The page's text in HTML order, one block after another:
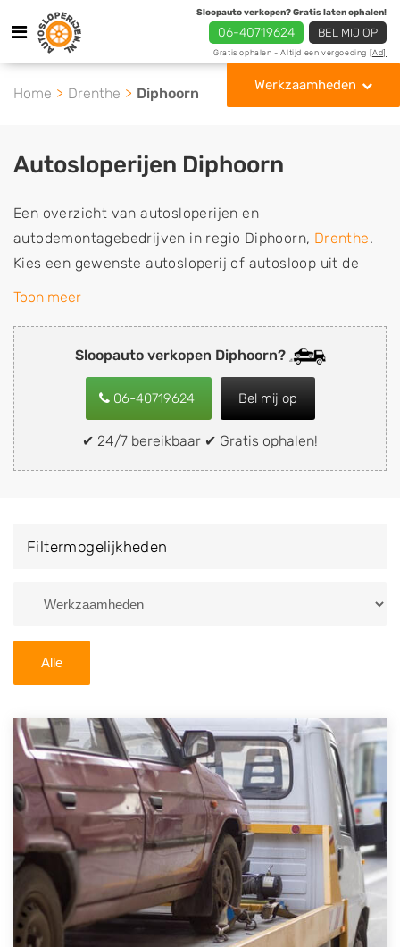
Sloopauto verkopen? Gratis laten ophalen!
06-40719624 BEL MIJ OP
Gratis ophalen - Altijd een vergoeding [Ad]
Werkzaamheden
Home Drenthe Diphoorn
Sloopauto verkopen Diphoorn?
06-40719624 Bel mij op
✔ 24/7 bereikbaar ✔ Gratis ophalen!
Autosloperijen Diphoorn
Een overzicht van autosloperijen en
autodemontagebedrijven in regio Diphoorn, Drenthe.
Kies een gewenste autosloperij of autosloop uit de
lijst die gespecialiseerd is in de verkoop van
de inkoop van sloopauto's, schadeauto's en
tweedehands auto's (ook zonder apk keuring). Wilt u
uw auto, camper, vrachtwagen, motor of brommobiel
snel en eenvoudig verkopen aan een
demontagebedrijf in de buurt, deze zelf wegbrengen
naar de sloop of deze liever laten ophalen op een
van Diphoorn en ontvang een vergoeding voor uw
Zoekt u liever naar een sloperij in een andere plaats of
U kunt er ook voor kiezen om direct uw sloopauto te
verkopen en op te laten halen door de Sloopauto
Ophaaldienst van Autosloperijen.nl. Wij kunnen uw
auto gratis ophalen in Diphoorn. Neem telefonisch
contact op of maak een terugbelafspraak. Wilt u
direct een tweedehands auto onderdelen offerte
aanvragen? Dat kan via de Onderdelenlijn! Vul uw
kenteken in en druk op verzenden.
Wij kunnen u helpen met de inkoop van auto's van
Toon meer
Filtermogelijkheden
Alle